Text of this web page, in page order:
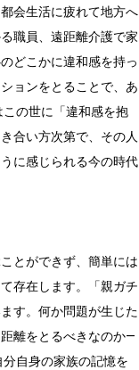
会生活に疲れて地方へ
職員、遠距離介護で家
どこかに違和感を持っ
ョンをとることで、あ
の世に「違和感を抱
合い方次第で、その人
に感じられる今の時代
とができず、簡単には
存在します。「親ガチ
す。何か問題が生じた
離をとるべきなのか―
自身の家族の記憶を